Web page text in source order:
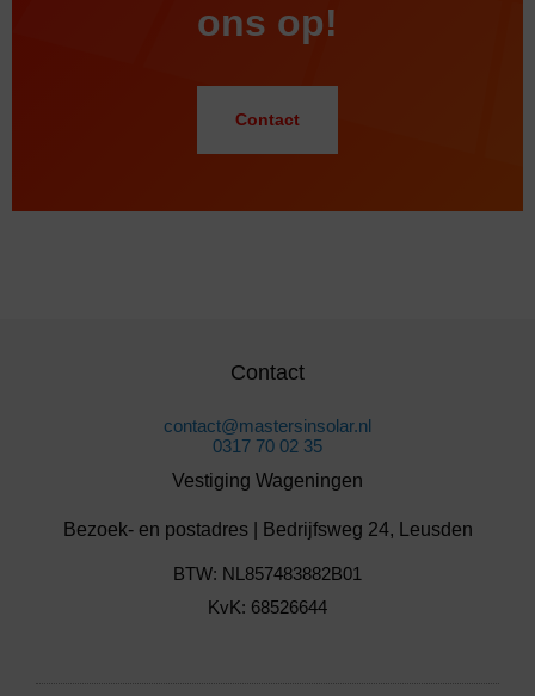
ons op!
Contact
Contact
contact@mastersinsolar.nl
0317 70 02 35
Vestiging Wageningen
Bezoek- en postadres | Bedrijfsweg 24, Leusden
BTW: NL857483882B01
KvK: 68526644